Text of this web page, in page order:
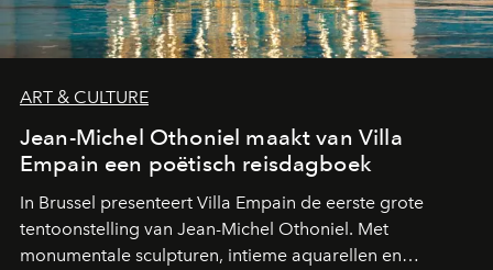
ART & CULTURE
Jean-Michel Othoniel maakt van Villa
Empain een poëtisch reisdagboek
In Brussel presenteert Villa Empain de eerste grote
tentoonstelling van Jean-Michel Othoniel. Met
monumentale sculpturen, intieme aquarellen en